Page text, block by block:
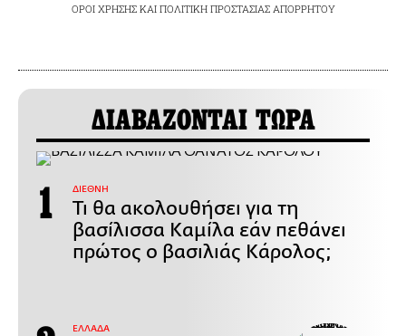
ΟΡΟΙ ΧΡΗΣΗΣΚΑΙ ΠΟΛΙΤΙΚΗ ΠΡΟΣΤΑΣΙΑΣ ΑΠΟΡΡΗΤΟΥ
ΔΙΑΒΑΖΟΝΤΑΙ ΤΩΡΑ
ΔΙΕΘΝΗ
Τι θα ακολουθήσει για τη
βασίλισσα Καμίλα εάν πεθάνει
πρώτος ο βασιλιάς Κάρολος;
ΕΛΛΑΔΑ